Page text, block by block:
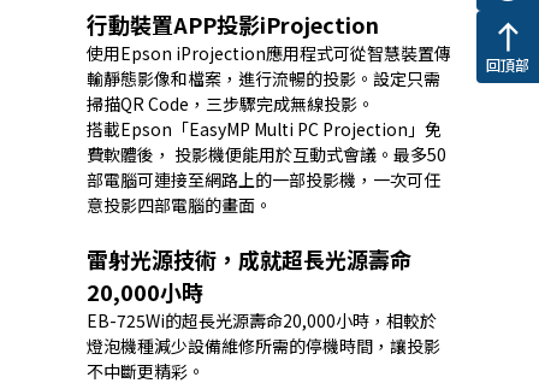
行動裝置APP投影iProjection
使用Epson iProjection應用程式可從智慧裝置傳
輸靜態影像和檔案，進行流暢的投影。設定只需
掃描QR Code，三步驟完成無線投影。
搭載Epson「EasyMP Multi PC Projection」免
費軟體後， 投影機便能用於互動式會議。最多50
部電腦可連接至網路上的一部投影機，一次可任
意投影四部電腦的畫面。
雷射光源技術，成就超長光源壽命
20,000小時
EB-725Wi的超長光源壽命20,000小時，相較於
燈泡機種減少設備維修所需的停機時間，讓投影
不中斷更精彩。
north
回頂部